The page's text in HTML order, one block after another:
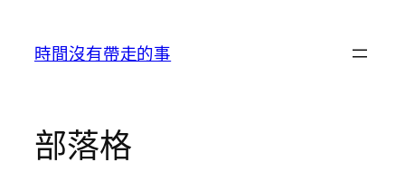
時間沒有帶走的事
部落格